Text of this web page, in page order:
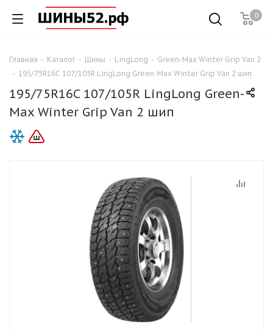
0
Главная - Каталог - Шины - LingLong - Green-Max Winter Grip Van 2
- 195/75R16C 107/105R LingLong Green-Max Winter Grip Van 2 шип
195/75R16C 107/105R LingLong Green-
Max Winter Grip Van 2 шип